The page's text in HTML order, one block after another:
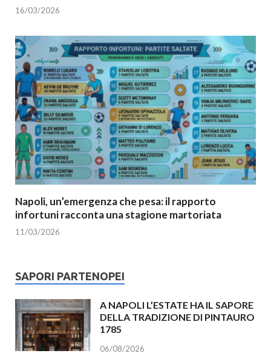
16/03/2026
Napoli, un’emergenza che pesa: il rapporto
infortuni racconta una stagione martoriata
11/03/2026
SAPORI PARTENOPEI
A NAPOLI L’ESTATE HA IL SAPORE
DELLA TRADIZIONE DI PINTAURO
1785
06/08/2026